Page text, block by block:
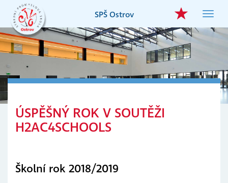
Přejít
hlavnímu
obsahu
SPŠ Ostrov
ÚSPĚŠNÝ ROK V SOUTĚŽI
H2AC4SCHOOLS
Školní rok 2018/2019